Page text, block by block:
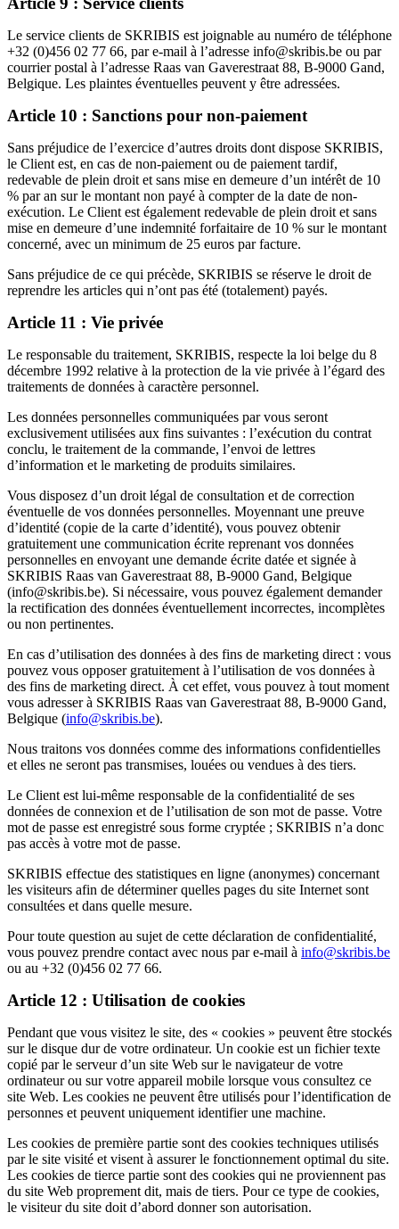
Le service clients de SKRIBIS est joignable au numéro de téléphone
+32 (0)456 02 77 66, par e-mail à l’adresse info@skribis.be ou par
courrier postal à l’adresse Raas van Gaverestraat 88, B-9000 Gand,
Belgique. Les plaintes éventuelles peuvent y être adressées.
Article 10 : Sanctions pour non-paiement
Sans préjudice de l’exercice d’autres droits dont dispose SKRIBIS,
le Client est, en cas de non-paiement ou de paiement tardif,
redevable de plein droit et sans mise en demeure d’un intérêt de 10
% par an sur le montant non payé à compter de la date de non-
exécution. Le Client est également redevable de plein droit et sans
mise en demeure d’une indemnité forfaitaire de 10 % sur le montant
concerné, avec un minimum de 25 euros par facture.
Sans préjudice de ce qui précède, SKRIBIS se réserve le droit de
reprendre les articles qui n’ont pas été (totalement) payés.
Article 11 : Vie privée
Le responsable du traitement, SKRIBIS, respecte la loi belge du 8
décembre 1992 relative à la protection de la vie privée à l’égard des
traitements de données à caractère personnel.
Les données personnelles communiquées par vous seront
exclusivement utilisées aux fins suivantes : l’exécution du contrat
conclu, le traitement de la commande, l’envoi de lettres
d’information et le marketing de produits similaires.
Vous disposez d’un droit légal de consultation et de correction
éventuelle de vos données personnelles. Moyennant une preuve
d’identité (copie de la carte d’identité), vous pouvez obtenir
gratuitement une communication écrite reprenant vos données
personnelles en envoyant une demande écrite datée et signée à
SKRIBIS Raas van Gaverestraat 88, B-9000 Gand, Belgique
(info@skribis.be). Si nécessaire, vous pouvez également demander
la rectification des données éventuellement incorrectes, incomplètes
ou non pertinentes.
En cas d’utilisation des données à des fins de marketing direct : vous
pouvez vous opposer gratuitement à l’utilisation de vos données à
des fins de marketing direct. À cet effet, vous pouvez à tout moment
vous adresser à SKRIBIS Raas van Gaverestraat 88, B-9000 Gand,
Belgique (info@skribis.be).
Nous traitons vos données comme des informations confidentielles
et elles ne seront pas transmises, louées ou vendues à des tiers.
Le Client est lui-même responsable de la confidentialité de ses
données de connexion et de l’utilisation de son mot de passe. Votre
mot de passe est enregistré sous forme cryptée ; SKRIBIS n’a donc
pas accès à votre mot de passe.
SKRIBIS effectue des statistiques en ligne (anonymes) concernant
les visiteurs afin de déterminer quelles pages du site Internet sont
consultées et dans quelle mesure.
Pour toute question au sujet de cette déclaration de confidentialité,
vous pouvez prendre contact avec nous par e-mail à info@skribis.be
ou au +32 (0)456 02 77 66.
Article 12 : Utilisation de cookies
Pendant que vous visitez le site, des « cookies » peuvent être stockés
sur le disque dur de votre ordinateur. Un cookie est un fichier texte
copié par le serveur d’un site Web sur le navigateur de votre
ordinateur ou sur votre appareil mobile lorsque vous consultez ce
site Web. Les cookies ne peuvent être utilisés pour l’identification de
personnes et peuvent uniquement identifier une machine.
Les cookies de première partie sont des cookies techniques utilisés
par le site visité et visent à assurer le fonctionnement optimal du site.
Les cookies de tierce partie sont des cookies qui ne proviennent pas
du site Web proprement dit, mais de tiers. Pour ce type de cookies,
le visiteur du site doit d’abord donner son autorisation.